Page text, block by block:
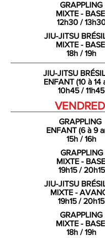
GRAPPLING
MIXTE - BASE
12h30 /
JIU-JITSU
MIXTE - BASE
18h / 19h
JIU-JITSU
ENFANT (10 à 14
10h45 / 11h45
GRAPPLING
ENFANT (6 à 9
15h / 16h
GRAPPLING
MIXTE - BASE
19h15 / 20h15
JIU-JITSU
MIXTE -
19h15 / 20h15
GRAPPLING
MIXTE - BASE
18h / 19h